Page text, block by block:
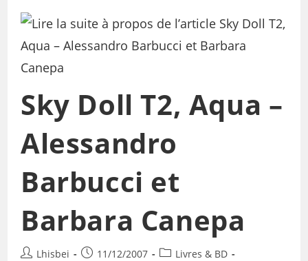
Sky Doll T2, Aqua –
Alessandro
Barbucci et
Barbara Canepa
Lhisbei 11/12/2007
Livres & BD